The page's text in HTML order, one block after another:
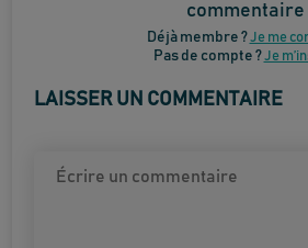
commentaire
Déjà membre ?Je me
Pas de compte ?Je
LAISSER UN COMMENTAIRE